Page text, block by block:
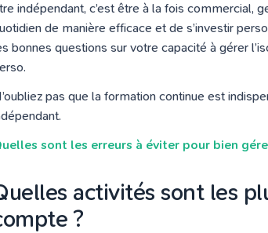
indépendant, c’est être à la fois commercial,
de manière efficace et de s’investir
bonnes questions sur votre capacité à gérer
pas que la formation continue est
sont les erreurs à éviter pour bien
activités sont les
?